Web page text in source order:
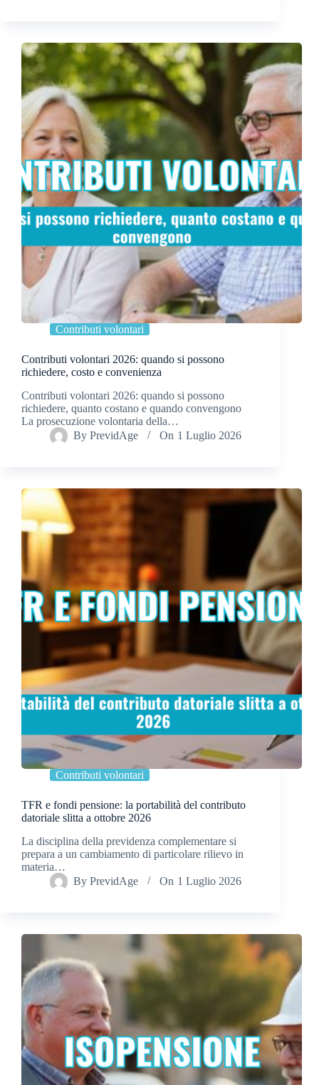
Contributi volontari
Contributi volontari 2026: quando si possono
richiedere, costo e convenienza
Contributi volontari 2026: quando si possono
richiedere, quanto costano e quando convengono
La prosecuzione volontaria della…
By PrevidAge On 1 Luglio 2026
Contributi volontari
TFR e fondi pensione: la portabilità del contributo
datoriale slitta a ottobre 2026
La disciplina della previdenza complementare si
prepara a un cambiamento di particolare rilievo in
materia…
By PrevidAge On 1 Luglio 2026